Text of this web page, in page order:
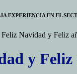
EXPERIENCIA EN EL
Feliz Navidad y Feliz
y Feliz